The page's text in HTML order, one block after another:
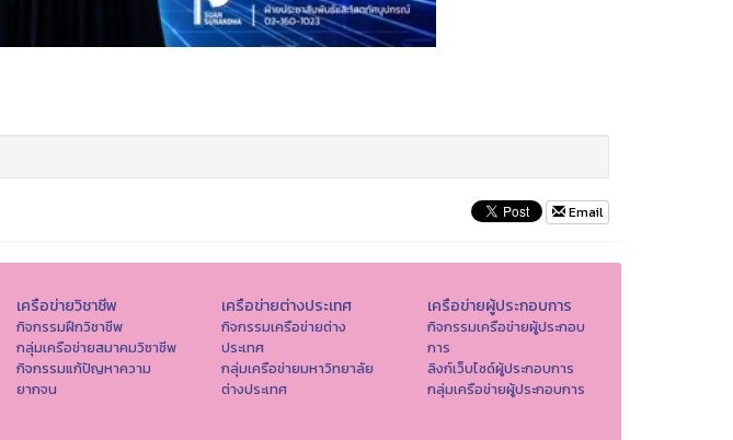
Email
เครือข่ายวิชาชีพ
กิจกรรมฝึกวิชาชีพ
กลุ่มเครือข่ายสมาคมวิชาชีพ
กิจกรรมแก้ปัญหาความ
ยากจน
เครือข่ายต่างประเทศ
กิจกรรมเครือข่ายต่าง
ประเทศ
กลุ่มเครือข่ายมหาวิทยาลัย
ต่างประเทศ
เครือข่ายผู้ประกอบการ
กิจกรรมเครือข่ายผู้ประกอบ
การ
ลิงก์เว็บไซด์ผู้ประกอบการ
กลุ่มเครือข่ายผู้ประกอบการ